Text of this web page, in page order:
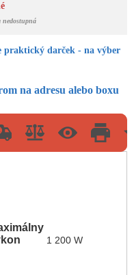
nedostupná
praktický darček - na výber
na adresu alebo boxu
1 200 W